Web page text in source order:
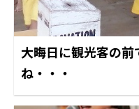
大晦日に観光客の前
ね・・・